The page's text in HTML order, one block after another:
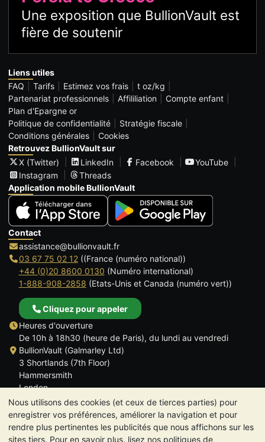
Nous utilisons des cookies (et ceux de tierces parties) pour
enregistrer vos préférences, améliorer la navigation et pour
rendre plus pertinentes les publicités que nous affichons sur les
sites tiers. Pour en savoir plus, lisez nos politiques de
Une exposition que BullionVault est
fière de soutenir
Liens utiles
FAQ
Tarifs Estimez vos frais
t oz/kg
Partenariat professionnels
Affililiation
Compte enfant
Plan d'Epargne or
Politique de confidentialité
Stratégie fiscale
Conditions générales
Cookies
Retrouvez BullionVault sur
X (Twitter)
LinkedIn Facebook
YouTube
Instagram
Threads
Application mobile BullionVault
Contact
assistance@bullionvault.fr
03 67 75 02 12((France (numéro national))
+44 (0)20 8600 0130 (Numéro international)
1-888-908-2858 (Etats-Unis et Canada (numéro vert))
Cliquez pour appeler
Heures d'ouverture
De 10h à 18h30 (heure de Paris), du lundi au vendredi
BullionVault (Galmarley Ltd)
3 Shortlands (7th Floor)
Hammersmith
London
W6 8DA
ROYAUME UNI